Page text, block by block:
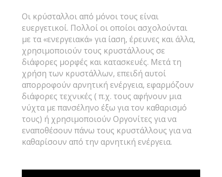
Οι κρύσταλλοι από μόνοι τους είναι
ευεργετικοί. Πολλοί οι οποίοι ασχολούνται
με τα «ενεργειακά» για ίαση, έρευνες και άλλα,
χρησιμοποιούν τους κρυστάλλους σε
διάφορες μορφές και κατασκευές. Μετά τη
χρήση των κρυστάλλων, επειδή αυτοί
απορροφούν αρνητική ενέργεια, εφαρμόζουν
διάφορες τεχνικές ( π.χ. τους αφήνουν μια
νύχτα με πανσέληνο έξω για τον καθαρισμό
τους) ή χρησιμοποιούν Οργονίτες για να
εναποθέσουν πάνω τους κρυστάλλους για να
καθαρίσουν από την αρνητική ενέργεια.